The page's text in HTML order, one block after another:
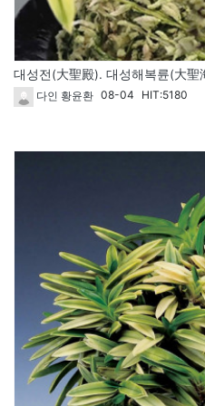
대성전(大聖殿). 대성해복륜(大聖
다인 황윤환 08-04 HIT:5180